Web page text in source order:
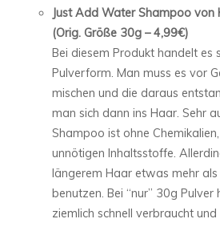
Just Add Water Shampoo von
(Orig. Größe 30g – 4,99€)
Bei diesem Produkt handelt es
Pulverform. Man muss es vor
mischen und die daraus
man sich dann ins Haar. Sehr
Shampoo ist ohne
unnötigen Inhaltsstoffe.
längerem Haar etwas mehr als
benutzen. Bei “nur” 30g
ziemlich schnell verbraucht